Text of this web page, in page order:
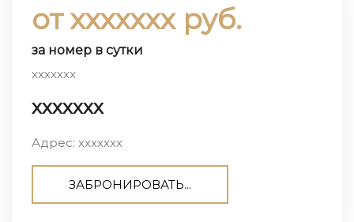
от ххххххх руб.
за номер в сутки
ххххххх
ххххххх
Адрес: ххххххх
ЗАБРОНИРОВАТЬ...